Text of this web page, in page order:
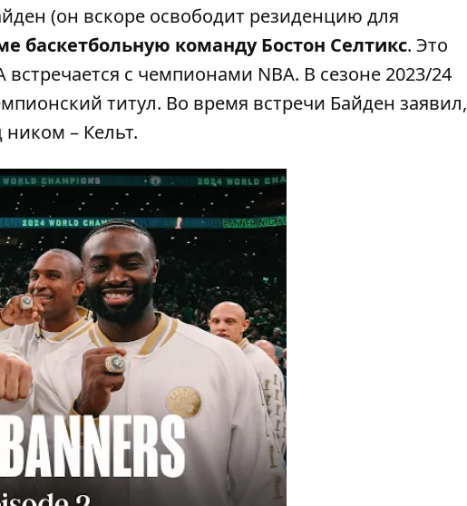
(он вскоре освободит резиденцию для
баскетбольную команду Бостон Селтикс. Это
с чемпионами NBA. В сезоне 2023/24
титул. Во время встречи Байден заявил,
– Кельт.